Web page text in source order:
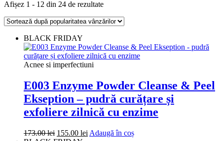
Afișez 1 - 12 din 24 de rezultateSortat
popularitate
BLACK FRIDAY
Acnee si imperfectiuni
E003 Enzyme Powder Cleanse & Peel
Ekseption – pudră curățare și
exfoliere zilnică cu enzime
173.00lei Prețul
155.00 lei Prețul
Adaugă în coș